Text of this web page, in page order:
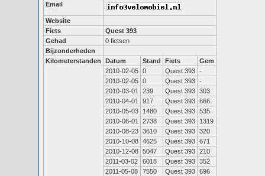
Email
Website
Fiets
Quest 393
Gehad
0 fietsen
Bijzonderheden
Kilometerstanden
Datum Stand Fiets
Gem
2010-02-05 0 Quest 393 -
2010-02-05 0 Quest 393 -
2010-03-01
239 Quest 393 303
2010-04-01
917 Quest 393 666
2010-05-03
1480 Quest 393 535
2010-06-01
2738 Quest 393
1319
2010-08-23 3610 Quest 393 320
2010-10-08 4625 Quest 393 671
2010-12-08 5047 Quest 393 210
2011-03-02
6018 Quest 393 352
2011-05-08
7550 Quest 393 696